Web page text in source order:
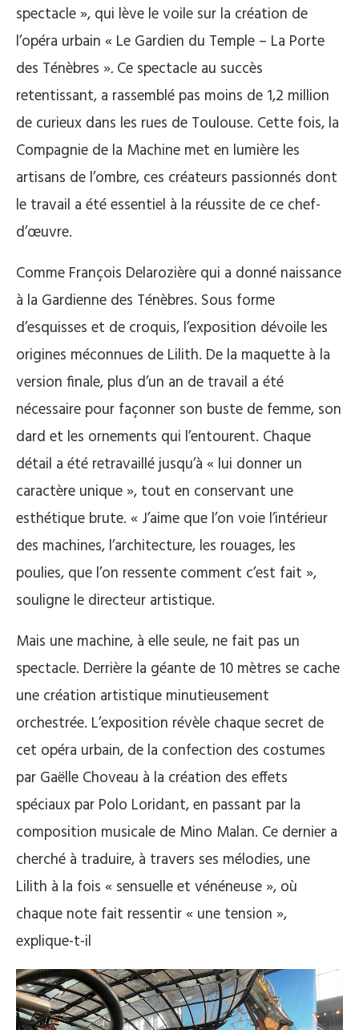
spectacle », qui lève le voile sur la création de
l’opéra urbain « Le Gardien du Temple – La Porte
des Ténèbres ». Ce spectacle au succès
retentissant, a rassemblé pas moins de 1,2 million
de curieux dans les rues de Toulouse. Cette fois, la
Compagnie de la Machine met en lumière les
artisans de l’ombre, ces créateurs passionnés dont
le travail a été essentiel à la réussite de ce chef-
d’œuvre.
Comme François Delarozière qui a donné naissance
à la Gardienne des Ténèbres. Sous forme
d’esquisses et de croquis, l’exposition dévoile les
origines méconnues de Lilith. De la maquette à la
version finale, plus d’un an de travail a été
nécessaire pour façonner son buste de femme, son
dard et les ornements qui l’entourent. Chaque
détail a été retravaillé jusqu’à « lui donner un
caractère unique », tout en conservant une
esthétique brute. « J’aime que l’on voie l’intérieur
des machines, l’architecture, les rouages, les
poulies, que l’on ressente comment c’est fait »,
souligne le directeur artistique.
Mais une machine, à elle seule, ne fait pas un
spectacle. Derrière la géante de 10 mètres se cache
une création artistique minutieusement
orchestrée. L’exposition révèle chaque secret de
cet opéra urbain, de la confection des costumes
par Gaëlle Choveau à la création des effets
spéciaux par Polo Loridant, en passant par la
composition musicale de Mino Malan. Ce dernier a
cherché à traduire, à travers ses mélodies, une
Lilith à la fois « sensuelle et vénéneuse », où
chaque note fait ressentir « une tension »,
explique-t-il